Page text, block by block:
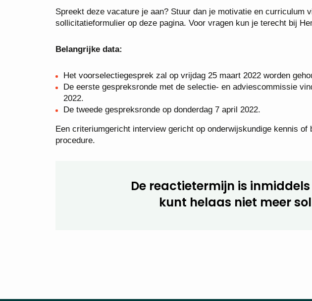
Spreekt deze vacature je aan? Stuur dan je motivatie en curriculum
sollicitatieformulier op deze pagina. Voor vragen kun je terecht bij
Belangrijke data:
Het voorselectiegesprek zal op vrijdag 25 maart 2022 worden
De eerste gespreksronde met de selectie- en adviescommissie
2022.
De tweede gespreksronde op donderdag 7 april 2022.
Een criteriumgericht interview gericht op onderwijskundige kennis
procedure.
De reactietermijn is
kunt helaas niet meer